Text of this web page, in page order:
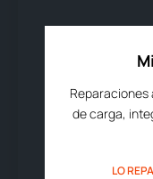
Reparaciones
de carga,
LO